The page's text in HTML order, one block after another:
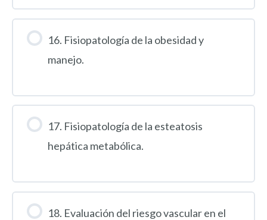
16. Fisiopatología de la obesidad y
manejo.
17. Fisiopatología de la esteatosis
hepática metabólica.
18. Evaluación del riesgo vascular en el